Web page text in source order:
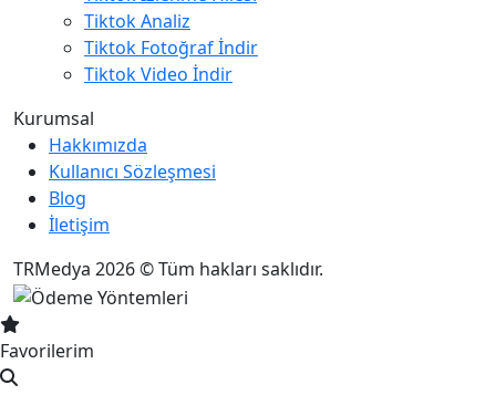
Tiktok Analiz
Tiktok Fotoğraf İndir
Tiktok Video İndir
Kurumsal
Hakkımızda
Kullanıcı Sözleşmesi
Blog
İletişim
TRMedya 2026 © Tüm hakları saklıdır.
Favorilerim